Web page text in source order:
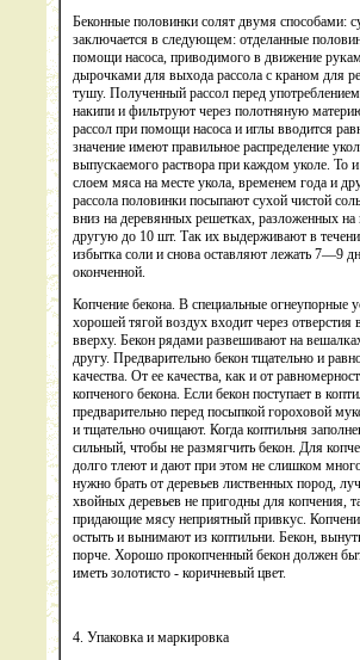
Беконные половинки солят двумя способами:
заключается в следующем: отделанные
помощи насоса, приводимого в движение
дырочками для выхода рассола с краном для
тушу. Полученный рассол перед
накипи и фильтруют через полотняную
рассол при помощи насоса и иглы вводится
значение имеют правильное распределение
выпускаемого раствора при каждом уколе. То
слоем мяса на месте укола, временем года и
рассола половинки посыпают сухой чистой
вниз на деревянных решетках, разложенных
другую до 10 шт. Так их выдерживают в
избытка соли и снова оставляют лежать 7—9
оконченной.
Копчение бекона. В специальные огнеупорные
хорошей тягой воздух входит через
вверху. Бекон рядами развешивают на
другу. Предварительно бекон тщательно и
качества. От ее качества, как и от
копченого бекона. Если бекон поступает в
предварительно перед посыпкой гороховой
и тщательно очищают. Когда коптильня
сильный, чтобы не размягчить бекон. Для
долго тлеют и дают при этом не слишком
нужно брать от деревьев лиственных пород,
хвойных деревьев не пригодны для копчения,
придающие мясу неприятный привкус.
остыть и вынимают из коптильни. Бекон,
порче. Хорошо прокопченный бекон должен
иметь золотисто - коричневый цвет.
4. Упаковка и маркировка